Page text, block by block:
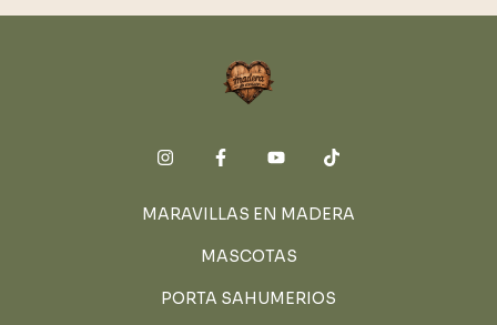
MARAVILLAS EN MADERA
MASCOTAS
PORTA SAHUMERIOS